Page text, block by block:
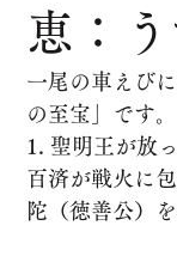
恵：
一尾の車えび
の至宝」です。
1. 聖明王が放
百済が戦火に
陀（徳善公）